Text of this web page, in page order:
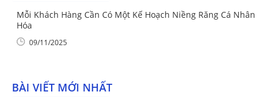
Mỗi Khách Hàng Cần Có Một Kế Hoạch Niềng Răng Cá Nhân
Hóa
09/11/2025
BÀI VIẾT MỚI NHẤT